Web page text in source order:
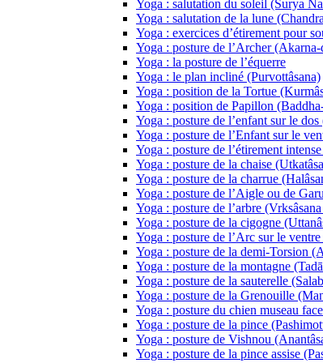
Yoga : salutation du soleil (Surya
Yoga : salutation de la lune
Yoga : exercices d’étirement pour
Yoga : posture de l’Archer (Akarna-
Yoga : la posture de l’équerre
Yoga : le plan incliné (Purvottâsana)
Yoga : position de la Tortue
Yoga : position de Papillon
Yoga : posture de l’enfant sur le
Yoga : posture de l’Enfant sur le
Yoga : posture de l’étirement
Yoga : posture de la chaise
Yoga : posture de la charrue
Yoga : posture de l’Aigle ou de
Yoga : posture de l’arbre
Yoga : posture de la cigogne
Yoga : posture de l’Arc sur le
Yoga : posture de la demi-Torsion
Yoga : posture de la montagne
Yoga : posture de la sauterelle
Yoga : posture de la Grenouille
Yoga : posture du chien museau
Yoga : posture de la pince
Yoga : posture de Vishnou
Yoga : posture de la pince assise